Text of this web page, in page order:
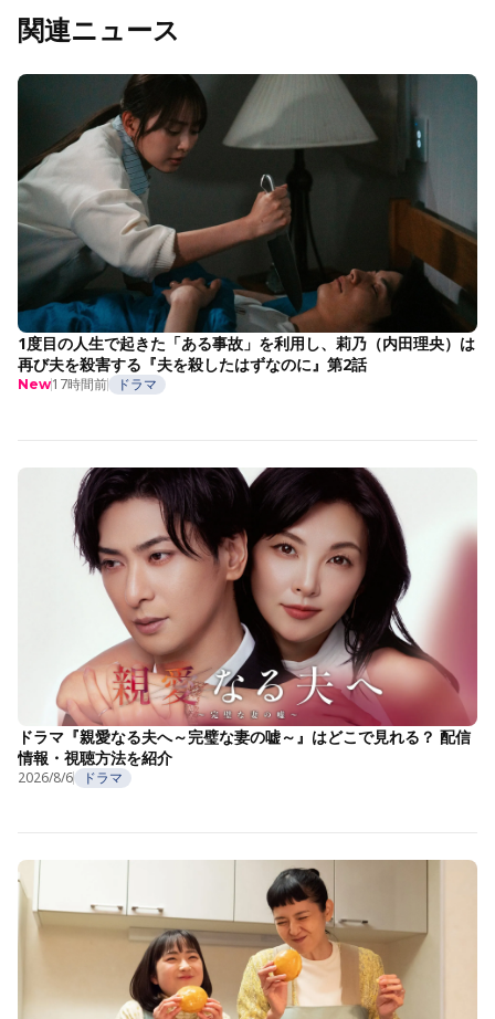
関連ニュース
1度目の人生で起きた「ある事故」を利用し、莉乃（内田理央）は
再び夫を殺害する『夫を殺したはずなのに』第2話
New17時間前 ドラマ
ドラマ『親愛なる夫へ～完璧な妻の嘘～』はどこで見れる？ 配信
情報・視聴方法を紹介
2026/8/6 ドラマ